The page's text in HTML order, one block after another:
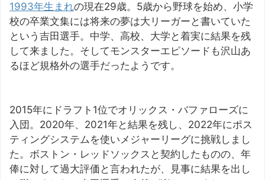
1993年生まれの現在29歳。5歳から野球を始め、小学
校の卒業文集には将来の夢は大リーガーと書いていた
という吉田選手。中学、高校、大学と着実に結果を残
して来ました。そしてモンスターエピソードも沢山あ
るほど規格外の選手だったようです。
2015年にドラフト1位でオリックス・バファローズに
入団。2020年、2021年と結果を残し、2022年にポス
ティングシステムを使いメジャーリーグに挑戦しまし
た。ボストン・レッドソックスと契約したものの、年
俸に対して過大評価と言われたが、見事に結果を出し